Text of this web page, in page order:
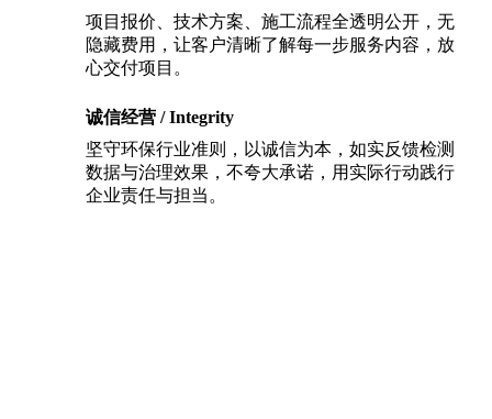
项目报价、技术方案、施工流程全透明公开，无
隐藏费用，让客户清晰了解每一步服务内容，放
心交付项目。
诚信经营 / Integrity
坚守环保行业准则，以诚信为本，如实反馈检测
数据与治理效果，不夸大承诺，用实际行动践行
企业责任与担当。